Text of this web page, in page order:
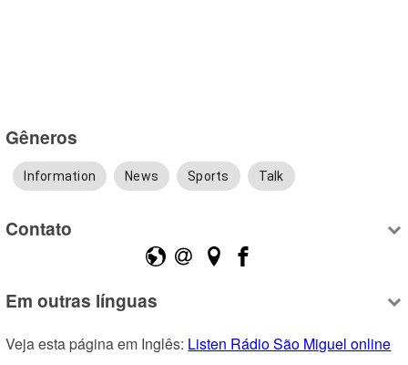
Gêneros
Information News Sports Talk
Contato
Em outras línguas
Veja esta página em Inglês: Listen Rádio São Miguel online